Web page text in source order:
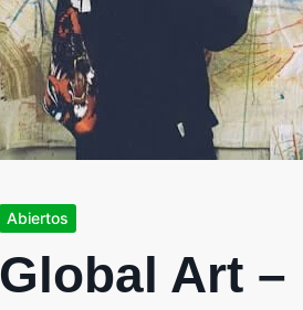
Abiertos
Global Art